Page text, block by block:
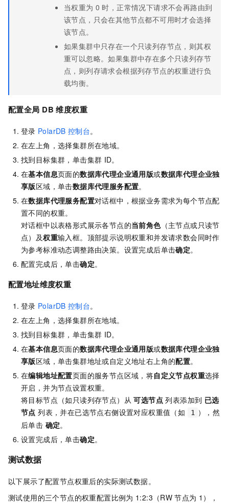
当权重为 0 时，正常情况下请求不会再路由到
该节点，只会在其他节点都不可用时才会选择
该节点。
如果集群中只存在一个只读列存节点，则其权
重可以忽略。如果集群中存在多个只读列存节
点，则列存请求会根据列存节点的权重进行负
载均衡。
配置全局 DB 维度权重
登录 PolarDB 控制台。
在左上角，选择集群所在地域。
找到目标集群，单击集群 ID。
在基本信息页面的数据库代理企业通用版或数据库代理企业独
享版区域，单击数据库代理服务配置。
在数据库代理服务配置对话框中，根据业务需求为每个节点配
置不同的权重。
对话框中以表格形式展示各节点的当前角色（主节点或只读节
点）及权重输入框。顶部提示说明权重和并发请求数会同时作
为参考标准动态调整路由决策。设置完成后单击确定。
配置完成后，单击确定。
配置地址维度权重
登录 PolarDB 控制台。
在左上角，选择集群所在地域。
找到目标集群，单击集群 ID。
在基本信息页面的数据库代理企业通用版或数据库代理企业独
享版区域，单击集群地址或自定义地址右上角的配置。
在编辑地址配置页面的服务节点区域，将自定义节点权重选择
开启，并为节点设置权重。
将目标节点（如只读列存节点）从可选节点 列表添加到 已选
节点 列表，并在已选节点右侧设置对应权重值（如 1
），然
后单击 确定。
设置完成后，单击确定。
测试数据
以下展示了配置节点权重后的实际测试数据。
测试使用的三个节点的权重配置比例为 1:2:3（RW 节点为 1），